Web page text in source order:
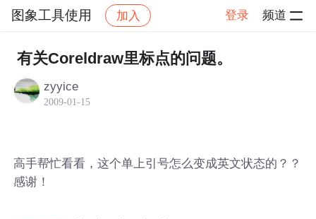
图象工具使用 加入 登录 频道
社区 图象工具使用 帖子详情
有关Coreldraw里标点的问题。
zyyice
2009-01-15
高手帮忙看看，这个单上引号怎么变成英文状态的？？
感谢！